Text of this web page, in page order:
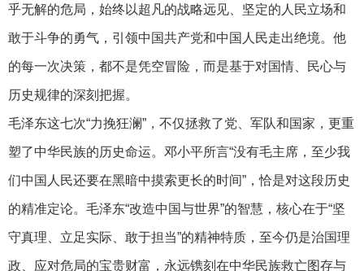
乎无解的危局，始终以超凡的战略远见、坚定的人民立场和
敢于斗争的勇气，引领中国共产党和中国人民走出绝境。他
的每一次决策，都不是凭空冒险，而是基于对国情、民心与
历史规律的深刻把握。
毛泽东这七次“力挽狂澜”，不仅拯救了党、军队和国家，更重
塑了中华民族的历史命运。邓小平所言“没有毛主席，至少我
们中国人民还要在黑暗中摸索更长的时间”，恰是对这段历史
的精准定论。毛泽东“改造中国与世界”的智慧，核心在于“坚
守真理、立足实际、敢于担当”的精神特质，至今仍是治国理
政、应对危局的宝贵财富，永远镌刻在中华民族救亡图存与